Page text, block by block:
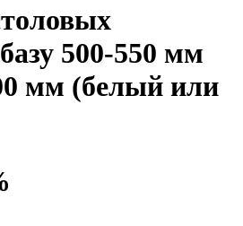
500-550 мм
мм (белый или